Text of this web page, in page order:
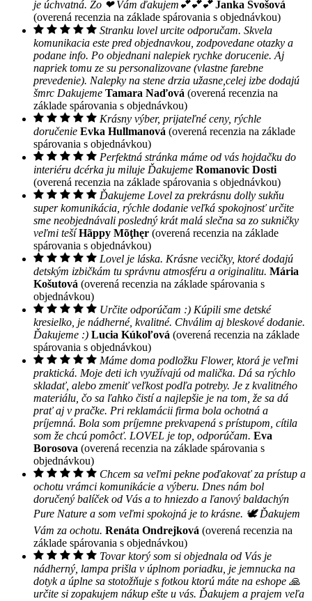
je úchvatná. Zo ❤ Vám ďakujem💕💕💕 Janka Švošová
(overená recenzia na základe spárovania s objednávkou)
Stranku lovel urcite odporučam. Skvela
komunikacia este pred objednavkou, zodpovedane otazky a
podane info. Po objednani nalepiek rychke dorucenie. Aj
napriek tomu ze su personalizovane (vlastne farebne
prevedenie). Nalepky na stene drzia užasne,celej izbe dodajú
šmrc Dakujeme Tamara Naďová (overená recenzia na
základe spárovania s objednávkou)
Krásny výber, prijateľné ceny, rýchle
doručenie Evka Hullmanová (overená recenzia na základe
spárovania s objednávkou)
Perfektná stránka máme od vás hojdačku do
interiéru dcérka ju miluje Ďakujeme Romanovic Dosti
(overená recenzia na základe spárovania s objednávkou)
Ďakujeme Lovel za prekrásnu dolly sukňu
super komunikácia, rýchle dodanie veľká spokojnosť určite
sme neobjednávali posledný krát malá slečna sa zo sukničky
veľmi tešíHãppy Mõţhęr (overená recenzia na základe
spárovania s objednávkou)
Lovel je láska. Krásne vecičky, ktoré dodajú
detským izbičkám tu správnu atmosféru a originalitu. Mária
Košutová (overená recenzia na základe spárovania s
objednávkou)
Určite odporúčam :) Kúpili sme detské
kresielko, je nádherné, kvalitné. Chválim aj bleskové dodanie.
Ďakujeme :) Lucia Kúkoľová (overená recenzia na základe
spárovania s objednávkou)
Máme doma podložku Flower, ktorá je veľmi
praktická. Moje deti ich využívajú od malička. Dá sa rýchlo
skladať, alebo zmeniť veľkost podľa potreby. Je z kvalitného
materiálu, čo sa ľahko čistí a najlepšie je na tom, že sa dá
prať aj v pračke. Pri reklamácii firma bola ochotná a
príjemná. Bola som príjemne prekvapená s prístupom, cítila
som že chcú pomôcť. LOVEL je top, odporúčam. Eva
Borosova (overená recenzia na základe spárovania s
objednávkou)
Chcem sa veľmi pekne poďakovať za prístup a
ochotu vrámci komunikácie a výberu. Dnes nám bol
doručený balíček od Vás a to hniezdo a ľanový baldachýn
Pure Nature a som veľmi spokojná je to krásne. 🕊 Ďakujem
Vám za ochotu. Renáta Ondrejková (overená recenzia na
základe spárovania s objednávkou)
Tovar ktorý som si objednala od Vás je
nádherný, lampa prišla v úplnom poriadku, je jemnucka na
dotyk a úplne sa stotožňuje s fotkou ktorú máte na eshope 🙏
určite si zopakujem nákup ešte u vás. Ďakujem a prajem veľa